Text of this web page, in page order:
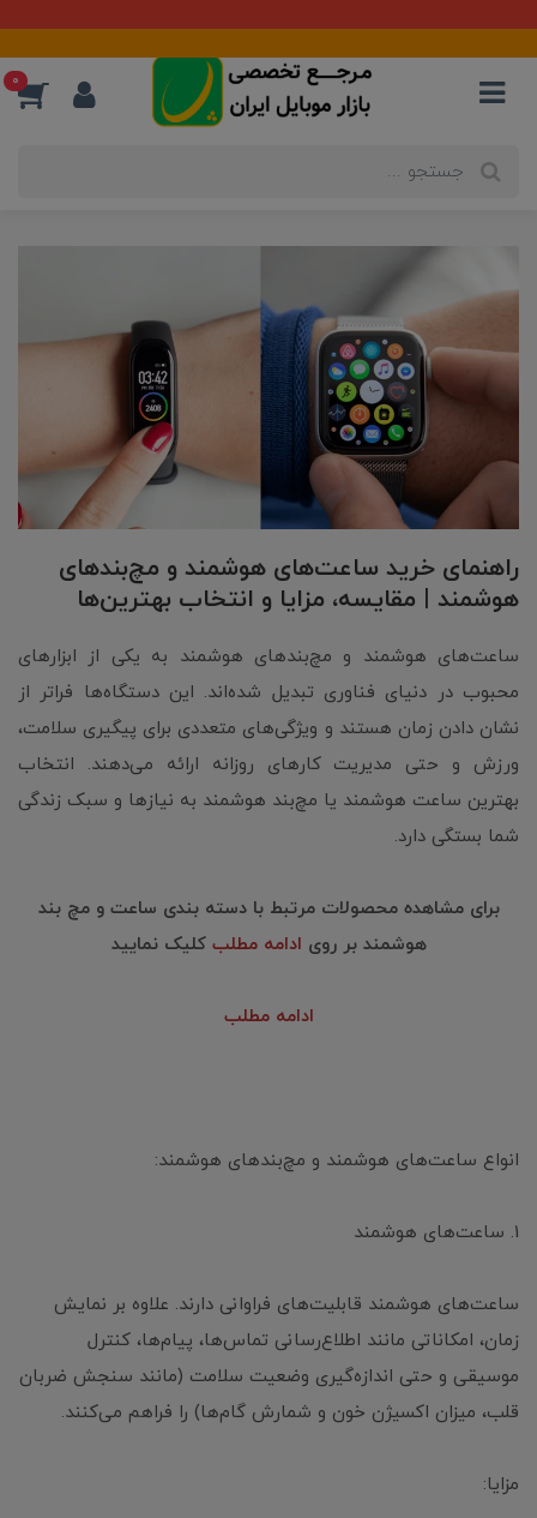
0
راهنمای خرید ساعت‌های هوشمند و مچ‌بندهای
هوشمند | مقایسه، مزایا و انتخاب بهترین‌ها
ساعت‌های هوشمند و مچ‌بندهای هوشمند به یکی از ابزارهای
محبوب در دنیای فناوری تبدیل شده‌اند. این دستگاه‌ها فراتر از
نشان دادن زمان هستند و ویژگی‌های متعددی برای پیگیری سلامت،
ورزش و حتی مدیریت کارهای روزانه ارائه می‌دهند. انتخاب
بهترین ساعت هوشمند یا مچ‌بند هوشمند به نیازها و سبک زندگی
شما بستگی دارد.
برای مشاهده محصولات مرتبط با دسته بندی ساعت و مچ بند
هوشمند بر روی ادامه مطلب کلیک نمایید
ادامه مطلب
انواع ساعت‌های هوشمند و مچ‌بندهای هوشمند:
1. ساعت‌های هوشمند
ساعت‌های هوشمند قابلیت‌های فراوانی دارند. علاوه بر نمایش
زمان، امکاناتی مانند اطلاع‌رسانی تماس‌ها، پیام‌ها، کنترل
موسیقی و حتی اندازه‌گیری وضعیت سلامت (مانند سنجش ضربان
قلب، میزان اکسیژن خون و شمارش گام‌ها) را فراهم می‌کنند.
مزایا: